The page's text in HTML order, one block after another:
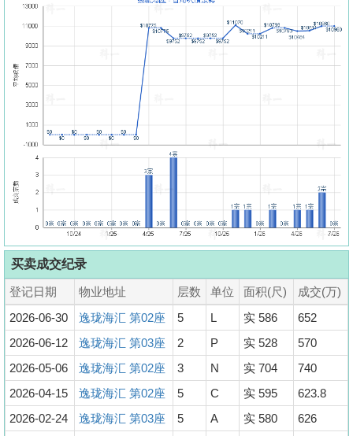
买卖成交纪录
登记日期 物业地址 层数 单位 面积(尺)
成交(万)
2026-06-30
逸珑海汇 第02座 5 L 实 586
652
2026-06-12
逸珑海汇 第03座 2 P 实 528
570
2026-05-06
逸珑海汇 第02座 3 N 实 704
740
2026-04-15
逸珑海汇 第02座 5 C 实 595
623.8
2026-02-24
逸珑海汇 第03座 5 A 实 580
626